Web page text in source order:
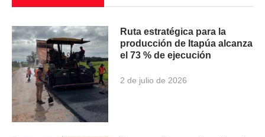
Ruta estratégica para la
producción de Itapúa alcanza
el 73 % de ejecución
2 de julio de 2026